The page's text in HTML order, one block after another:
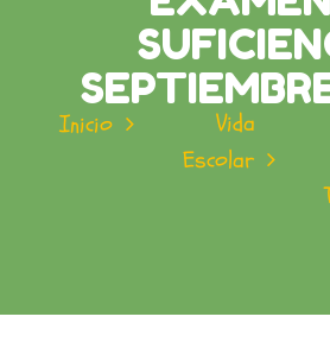
Inicio
Vida
Escolar